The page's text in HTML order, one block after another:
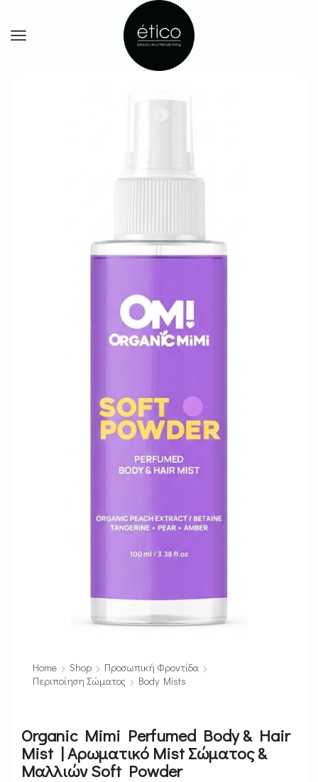
Home Shop
Προσωπική Φροντίδα
Περιποίηση Σώματος
Body Mists
Organic Mimi Perfumed Body & Hair
Mist | Αρωματικό Mist Σώματος &
Μαλλιών Soft Powder